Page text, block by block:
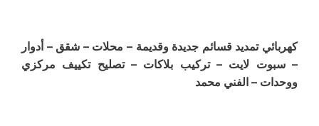
كهربائي تمديد قسائم جديدة وقديمة – محلات – شقق – أدوار
– سبوت لايت – تركيب بلاكات – تصليح تكييف مركزي
ووحدات – الفني محمد